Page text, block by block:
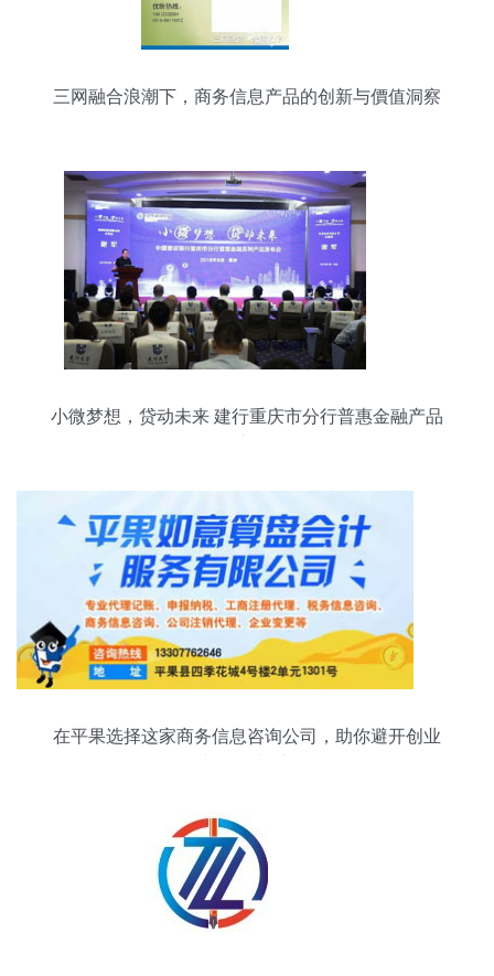
三网融合浪潮下，商务信息产品的创新与價值洞察
小微梦想，贷动未来 建行重庆市分行普惠金融产品
在平果选择这家商务信息咨询公司，助你避开创业